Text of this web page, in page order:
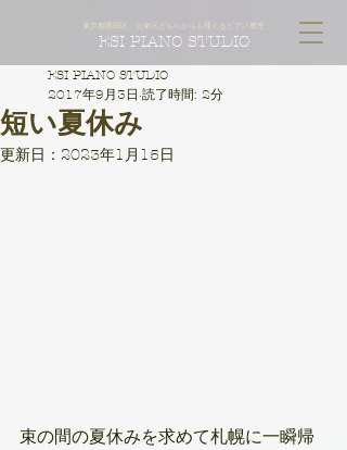
東京都墨田区、台東区どちらからも通えるピアノ教室
ESI PIANO STUDIO
短い夏休み
ESI PIANO STUDIO
2017年9月3日 読了時間: 2分
更新日： 2023年1月15日
束の間の夏休みを求めて札幌に一瞬帰